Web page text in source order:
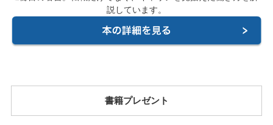
説しています。
書籍プレゼント